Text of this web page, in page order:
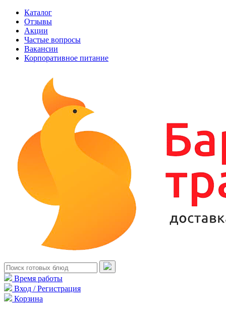
Каталог
Отзывы
Акции
Частые вопросы
Вакансии
Корпоративное питание
Время работы
Вход / Регистрация
Корзина